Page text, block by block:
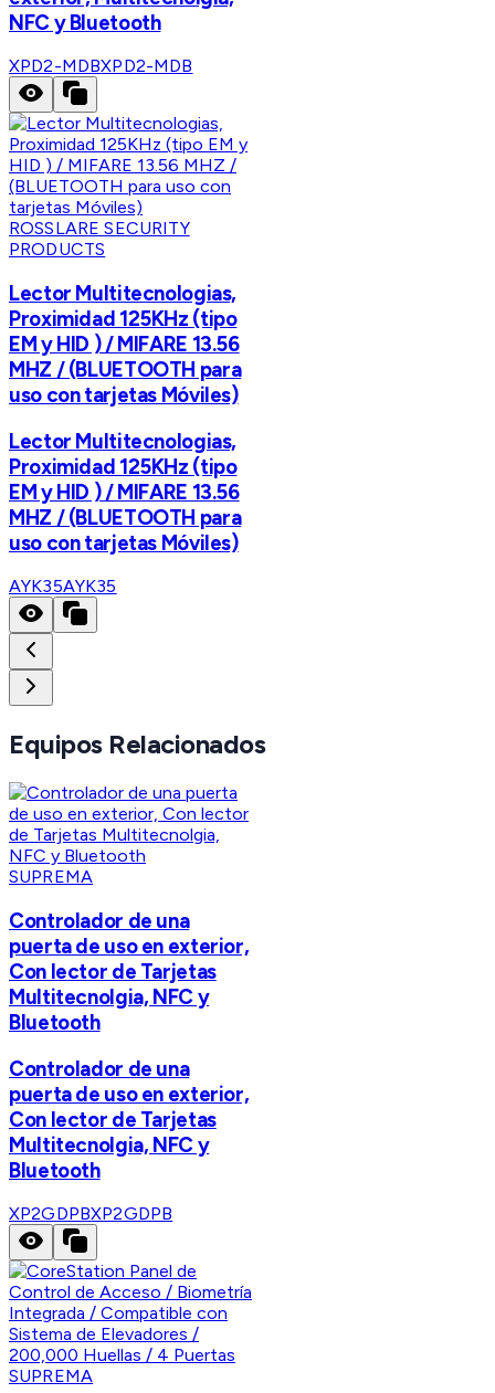
NFC y Bluetooth
XPD2-MDBXPD2-MDB
ROSSLARE SECURITY
PRODUCTS
Lector Multitecnologias,
Proximidad 125KHz (tipo
EM y HID ) / MIFARE 13.56
MHZ / (BLUETOOTH para
uso con tarjetas Móviles)
Lector Multitecnologias,
Proximidad 125KHz (tipo
EM y HID ) / MIFARE 13.56
MHZ / (BLUETOOTH para
uso con tarjetas Móviles)
AYK35AYK35
Equipos Relacionados
SUPREMA
Controlador de una
puerta de uso en exterior,
Con lector de Tarjetas
Multitecnolgia, NFC y
Bluetooth
Controlador de una
puerta de uso en exterior,
Con lector de Tarjetas
Multitecnolgia, NFC y
Bluetooth
XP2GDPBXP2GDPB
SUPREMA